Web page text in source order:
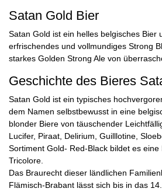
Satan Gold Bier
Satan Gold ist ein helles belgisches Bier
erfrischendes und vollmundiges Strong
starkes Golden Strong Ale von
Geschichte des Bieres
Satan Gold ist ein typisches
dem Namen selbstbewusst in eine
blonder Biere von täuschender
Lucifer, Piraat, Delirium, Guilllotine,
Sortiment Gold- Red-Black bildet es
Tricolore.
Das Braurecht dieser ländlichen
Flämisch-Brabant lässt sich bis in das